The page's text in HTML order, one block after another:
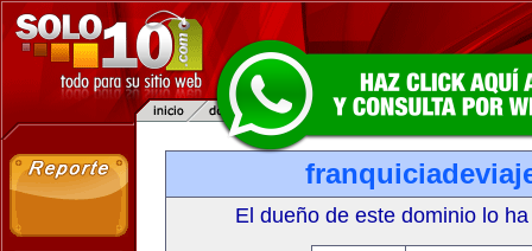
El dueño de este dominio lo